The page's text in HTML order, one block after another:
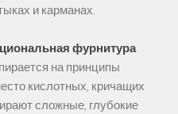
и карманах.
фурнитура
на принципы
кислотных, кричащих
сложные, глубокие